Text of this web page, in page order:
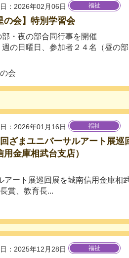
：2026年02月06日 福祉
の会】特別学習会
部・夜の部合同行事を開催
週の日曜日、参加者２４名（昼の部
会
：2026年01月16日 福祉
ざまユニバーサルアート展巡
用金庫相武台支店）
アート展巡回展を城南信用金庫相
賞、教育長...
：2025年12月28日 福祉